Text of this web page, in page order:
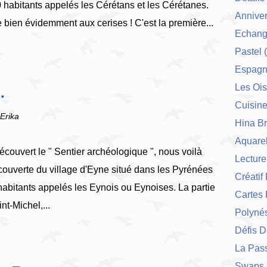
appelés les Cérétans et les Cérétanes.
évidemment aux cerises ! C'est la première...
le " Sentier archéologique ", nous voilà
du village d'Eyne situé dans les Pyrénées
appelés les Eynois ou Eynoises. La partie
Michel,...
Pastel
Les
Cuisine
Hina
Lecture
Créatif
Cartes
Défis
La